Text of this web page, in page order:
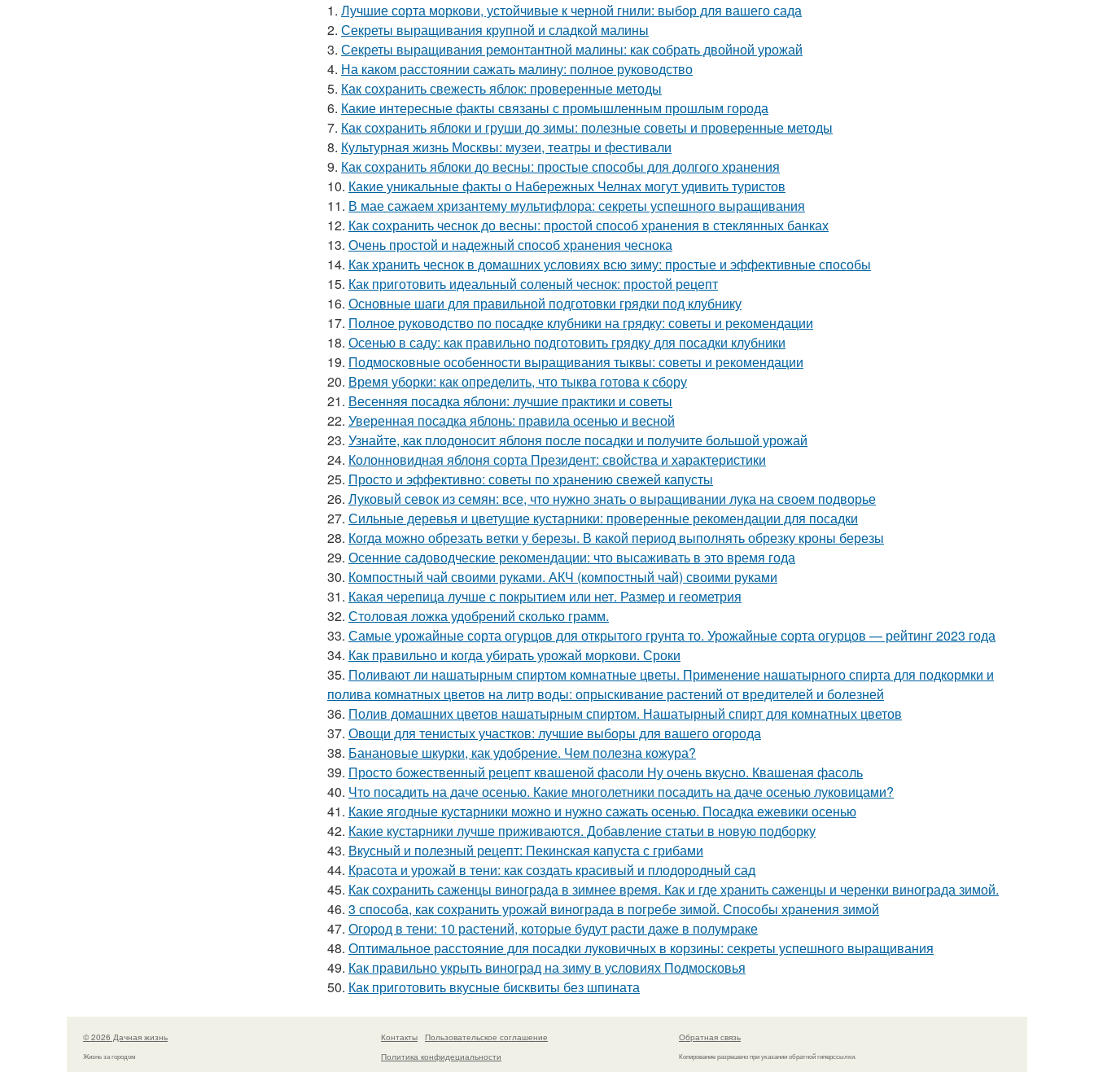
1. Лучшие сорта моркови, устойчивые к черной гнили: выбор для вашего сада
2. Секреты выращивания крупной и сладкой малины
3. Секреты выращивания ремонтантной малины: как собрать двойной урожай
4. На каком расстоянии сажать малину: полное руководство
5. Как сохранить свежесть яблок: проверенные методы
6. Какие интересные факты связаны с промышленным прошлым города
7. Как сохранить яблоки и груши до зимы: полезные советы и проверенные методы
8. Культурная жизнь Москвы: музеи, театры и фестивали
9. Как сохранить яблоки до весны: простые способы для долгого хранения
10. Какие уникальные факты о Набережных Челнах могут удивить туристов
11. В мае сажаем хризантему мультифлора: секреты успешного выращивания
12. Как сохранить чеснок до весны: простой способ хранения в стеклянных банках
13. Очень простой и надежный способ хранения чеснока
14. Как хранить чеснок в домашних условиях всю зиму: простые и эффективные способы
15. Как приготовить идеальный соленый чеснок: простой рецепт
16. Основные шаги для правильной подготовки грядки под клубнику
17. Полное руководство по посадке клубники на грядку: советы и рекомендации
18. Осенью в саду: как правильно подготовить грядку для посадки клубники
19. Подмосковные особенности выращивания тыквы: советы и рекомендации
20. Время уборки: как определить, что тыква готова к сбору
21. Весенняя посадка яблони: лучшие практики и советы
22. Уверенная посадка яблонь: правила осенью и весной
23. Узнайте, как плодоносит яблоня после посадки и получите большой урожай
24. Колонновидная яблоня сорта Президент: свойства и характеристики
25. Просто и эффективно: советы по хранению свежей капусты
26. Луковый севок из семян: все, что нужно знать о выращивании лука на своем подворье
27. Сильные деревья и цветущие кустарники: проверенные рекомендации для посадки
28. Когда можно обрезать ветки у березы. В какой период выполнять обрезку кроны березы
29. Осенние садоводческие рекомендации: что высаживать в это время года
30. Компостный чай своими руками. АКЧ (компостный чай) своими руками
31. Какая черепица лучше с покрытием или нет. Размер и геометрия
32. Столовая ложка удобрений сколько грамм.
33. Самые урожайные сорта огурцов для открытого грунта то. Урожайные сорта огурцов — рейтинг 2023 года
34. Как правильно и когда убирать урожай моркови. Сроки
35. Поливают ли нашатырным спиртом комнатные цветы. Применение нашатырного спирта для подкормки и
полива комнатных цветов на литр воды: опрыскивание растений от вредителей и болезней
36. Полив домашних цветов нашатырным спиртом. Нашатырный спирт для комнатных цветов
37. Овощи для тенистых участков: лучшие выборы для вашего огорода
38. Банановые шкурки, как удобрение. Чем полезна кожура?
39. Просто божественный рецепт квашеной фасоли Ну очень вкусно. Квашеная фасоль
40. Что посадить на даче осенью. Какие многолетники посадить на даче осенью луковицами?
41. Какие ягодные кустарники можно и нужно сажать осенью. Посадка ежевики осенью
42. Какие кустарники лучше приживаются. Добавление статьи в новую подборку
43. Вкусный и полезный рецепт: Пекинская капуста с грибами
44. Красота и урожай в тени: как создать красивый и плодородный сад
45. Как сохранить саженцы винограда в зимнее время. Как и где хранить саженцы и черенки винограда зимой.
46. 3 способа, как сохранить урожай винограда в погребе зимой. Способы хранения зимой
47. Огород в тени: 10 растений, которые будут расти даже в полумраке
48. Оптимальное расстояние для посадки луковичных в корзины: секреты успешного выращивания
49. Как правильно укрыть виноград на зиму в условиях Подмосковья
50. Как приготовить вкусные бисквиты без шпината
© 2026 Дачная жизнь
Жизнь за городом
Контакты
Пользовательское соглашение
Политика конфидециальности
Обратная связь
Копирование разрешено при указании обратной гиперссылки.